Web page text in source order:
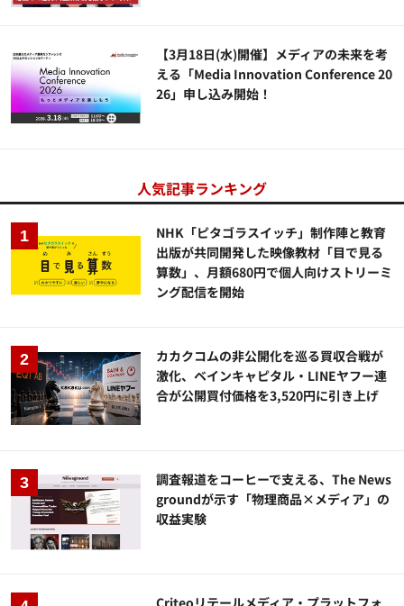
【3月18日(水)開催】メディアの未来を考
える「Media Innovation Conference 20
26」申し込み開始！
人気記事ランキング
NHK「ピタゴラスイッチ」制作陣と教育
出版が共同開発した映像教材「目で見る
算数」、月額680円で個人向けストリーミ
ング配信を開始
カカクコムの非公開化を巡る買収合戦が
激化、ベインキャピタル・LINEヤフー連
合が公開買付価格を3,520円に引き上げ
調査報道をコーヒーで支える、The News
groundが示す「物理商品×メディア」の
収益実験
Criteoリテールメディア・プラットフォ